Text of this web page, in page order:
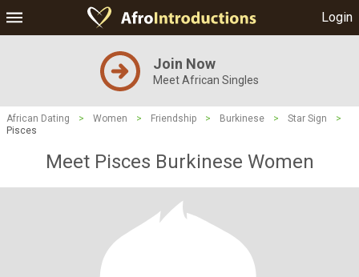
Login
Join Now
Meet African Singles
African Dating > Women > Friendship > Burkinese > Star Sign
>
Pisces
Meet Pisces Burkinese Women